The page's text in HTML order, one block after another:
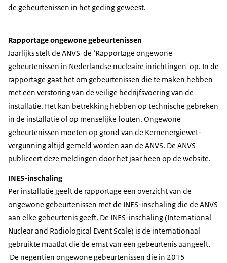
de gebeurtenissen in het geding geweest.
Rapportage ongewone gebeurtenissen
Jaarlijks stelt de ANVS de ‘Rapportage ongewone
gebeurtenissen in Nederlandse nucleaire inrichtingen' op. In de
rapportage gaat het om gebeurtenissen die te maken hebben
met een verstoring van de veilige bedrijfsvoering van de
installatie. Het kan betrekking hebben op technische gebreken
in de installatie of op menselijke fouten. Ongewone
gebeurtenissen moeten op grond van de Kernenergiewet-
vergunning altijd gemeld worden aan de ANVS. De ANVS
publiceert deze meldingen door het jaar heen op de website.
INES-inschaling
Per installatie geeft de rapportage een overzicht van de
ongewone gebeurtenissen met de INES-inschaling die de ANVS
aan elke gebeurtenis geeft. De INES-inschaling (International
Nuclear and Radiological Event Scale) is de internationaal
gebruikte maatlat die de ernst van een gebeurtenis aangeeft.
De negentien ongewone gebeurtenissen die in 2015